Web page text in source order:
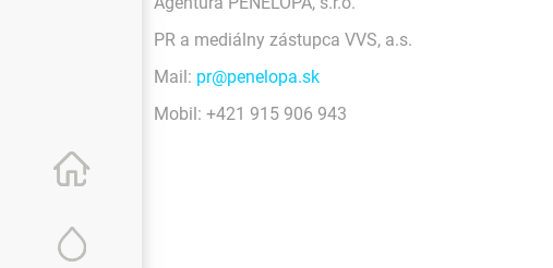
PR a mediálny zástupca VVS, a.s.
Mail: pr@penelopa.sk
Mobil: +421 915 906 943